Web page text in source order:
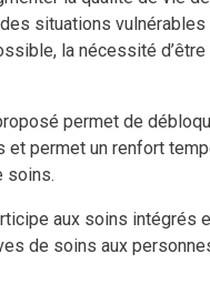
situations vulnérables
la nécessité
permet de
et permet un renfort
soins.
aux soins intégrés
de soins aux